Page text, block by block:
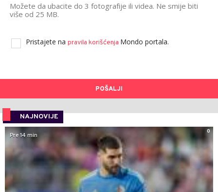
Možete da ubacite do 3 fotografije ili videa. Ne smije biti
više od 25 MB.
Pristajete na pravila korišćenja Mondo portala.
POŠALJI
NAJNOVIJE
0
Pre 14 min